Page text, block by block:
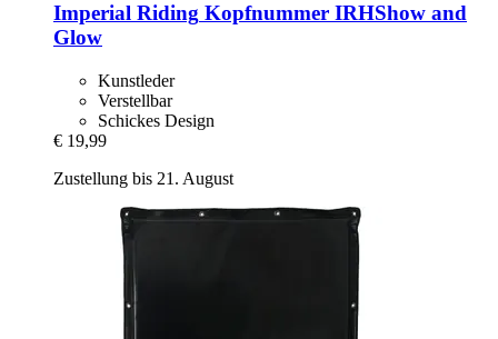
Imperial Riding Kopfnummer IRHShow and
Glow
Kunstleder
Verstellbar
Schickes Design
€ 19,99
Zustellung bis 21. August